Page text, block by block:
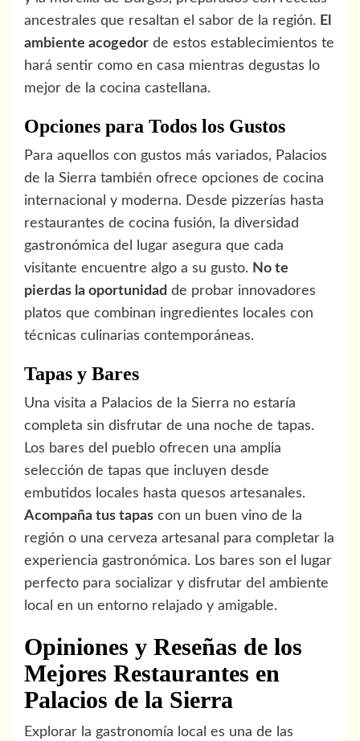
ancestrales que resaltan el sabor de la región. El
ambiente acogedor de estos establecimientos te
hará sentir como en casa mientras degustas lo
mejor de la cocina castellana.
Opciones para Todos los Gustos
Para aquellos con gustos más variados, Palacios
de la Sierra también ofrece opciones de cocina
internacional y moderna. Desde pizzerías hasta
restaurantes de cocina fusión, la diversidad
gastronómica del lugar asegura que cada
visitante encuentre algo a su gusto. No te
pierdas la oportunidad de probar innovadores
platos que combinan ingredientes locales con
técnicas culinarias contemporáneas.
Tapas y Bares
Una visita a Palacios de la Sierra no estaría
completa sin disfrutar de una noche de tapas.
Los bares del pueblo ofrecen una amplia
selección de tapas que incluyen desde
embutidos locales hasta quesos artesanales.
Acompaña tus tapas con un buen vino de la
región o una cerveza artesanal para completar la
experiencia gastronómica. Los bares son el lugar
perfecto para socializar y disfrutar del ambiente
local en un entorno relajado y amigable.
Opiniones y Reseñas de los
Mejores Restaurantes en
Palacios de la Sierra
Explorar la gastronomía local es una de las